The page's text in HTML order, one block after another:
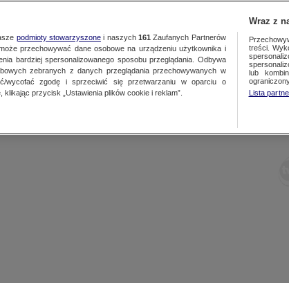
FAKTY PO FAKTACH
podmioty stowarzyszonei naszych 161 Zaufanych Partnerów
przechowywać dane osobowe na urządzeniu użytkownika i
bardziej spersonalizowanego sposobu przeglądania. Odbywa
zebranych z danych przeglądania przechowywanych w
wycofać zgodę i sprzeciwić się przetwarzaniu w oparciu o
przycisk „Ustawienia plików cookie i reklam”.
Wraz z
treści.
lub
Lista